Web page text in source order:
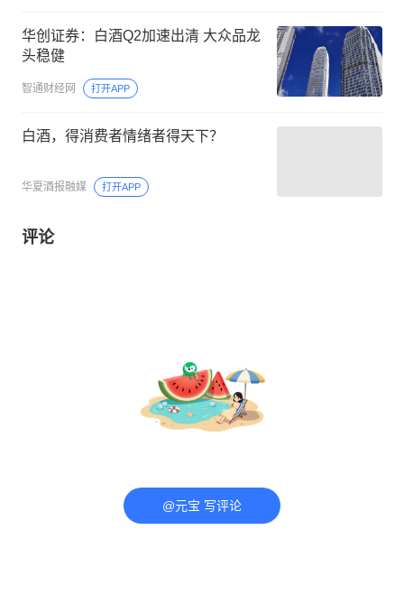
华创证券：白酒Q2加速出清 大众品龙
头稳健
智通财经网 打开APP
白酒，得消费者情绪者得天下？
华夏酒报融媒 打开APP
评论
@元宝 写评论